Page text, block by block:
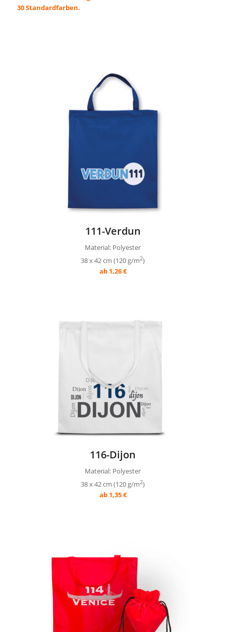
30 Standardfarben.
111-Verdun
Material: Polyester
38 x 42 cm (120 g/m2)
ab 1,26 €
116-Dijon
Material: Polyester
38 x 42 cm (120 g/m2)
ab 1,35 €